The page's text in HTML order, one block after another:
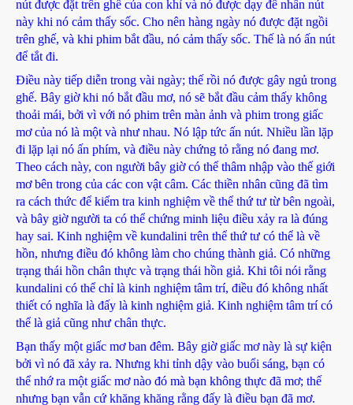
nút được đặt trên ghế của con khỉ và nó được dạy để nhấn nút
này khi nó cảm thấy sốc. Cho nên hàng ngày nó được đặt ngồi
trên ghế, và khi phim bắt đầu, nó cảm thấy sốc. Thế là nó ấn nút
để tắt đi.
Điều này tiếp diễn trong vài ngày; thế rồi nó được gây ngủ trong
ghế. Bây giờ khi nó bắt đầu mơ, nó sẽ bắt đầu cảm thấy không
thoải mái, bởi vì với nó phim trên màn ảnh và phim trong giấc
mơ của nó là một và như nhau. Nó lập tức ấn nút. Nhiều lần lặp
đi lặp lại nó ấn phím, và điều này chứng tỏ rằng nó đang mơ.
Theo cách này, con người bây giờ có thể thâm nhập vào thế giới
mơ bên trong của các con vật câm. Các thiền nhân cũng đã tìm
ra cách thức để kiểm tra kinh nghiệm về thể thứ tư từ bên ngoài,
và bây giờ người ta có thể chứng minh liệu điều xảy ra là đúng
hay sai. Kinh nghiệm về kundalini trên thể thứ tư có thể là về
hồn, nhưng điều đó không làm cho chúng thành giả. Có những
trạng thái hồn chân thực và trạng thái hồn giả. Khi tôi nói rằng
kundalini có thể chỉ là kinh nghiệm tâm trí, điều đó không nhất
thiết có nghĩa là đấy là kinh nghiệm giả. Kinh nghiệm tâm trí có
thể là giả cũng như chân thực.
Bạn thấy một giấc mơ ban đêm. Bây giờ giấc mơ này là sự kiện
bởi vì nó đã xảy ra. Nhưng khi tỉnh dậy vào buổi sáng, bạn có
thể nhớ ra một giấc mơ nào đó mà bạn không thực đã mơ; thế
nhưng bạn vẫn cứ khăng khăng rằng đấy là điều bạn đã mơ.